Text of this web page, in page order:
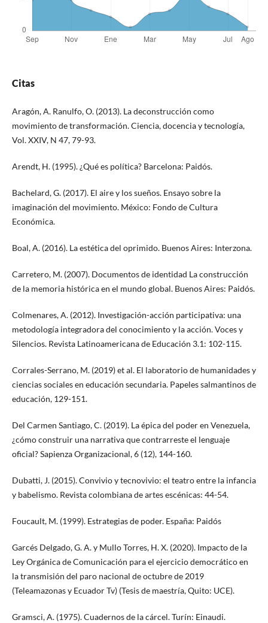
Citas
Aragón, A. Ranulfo, O. (2013). La deconstrucción como
movimiento de transformación. Ciencia, docencia y tecnología,
Vol. XXIV, N 47, 79-93.
Arendt, H. (1995). ¿Qué es política? Barcelona: Paidós.
Bachelard, G. (2017). El aire y los sueños. Ensayo sobre la
imaginación del movimiento. México: Fondo de Cultura
Económica.
Boal, A. (2016). La estética del oprimido. Buenos Aires: Interzona.
Carretero, M. (2007). Documentos de identidad La construcción
de la memoria histórica en el mundo global. Buenos Aires: Paidós.
Colmenares, A. (2012). Investigación-acción participativa: una
metodología integradora del conocimiento y la acción. Voces y
Silencios. Revista Latinoamericana de Educación 3.1: 102-115.
Corrales-Serrano, M. (2019) et al. El laboratorio de humanidades y
ciencias sociales en educación secundaria. Papeles salmantinos de
educación, 129-151.
Del Carmen Santiago, C. (2019). La épica del poder en Venezuela,
¿cómo construir una narrativa que contrarreste el lenguaje
oficial? Sapienza Organizacional, 6 (12), 144-160.
Dubatti, J. (2015). Convivio y tecnovivio: el teatro entre la infancia
y babelismo. Revista colombiana de artes escénicas: 44-54.
Foucault, M. (1999). Estrategias de poder. España: Paidós
Garcés Delgado, G. A. y Mullo Torres, H. X. (2020). Impacto de la
Ley Orgánica de Comunicación para el ejercicio democrático en
la transmisión del paro nacional de octubre de 2019
(Teleamazonas y Ecuador Tv) (Tesis de maestría, Quito: UCE).
Gramsci, A. (1975). Cuadernos de la cárcel. Turín: Einaudi.